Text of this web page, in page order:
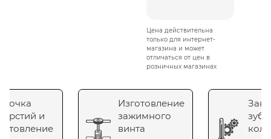
Цена действительна
только для интернет-
магазина и может
отличаться от цен в
розничных магазинах
и
Изготовление
зажимного
винта